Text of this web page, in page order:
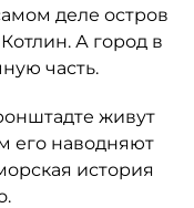
деле остров
А город в
часть.
живут
его наводняют
история